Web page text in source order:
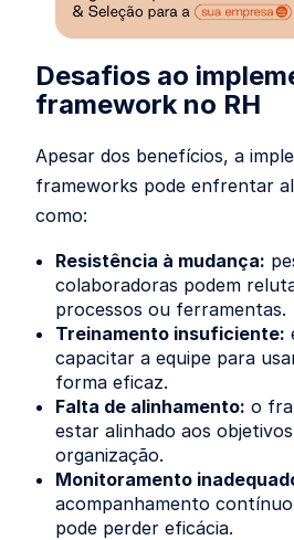
Desafios ao
framework no RH
Apesar dos benefícios, a
frameworks pode enfrentar
como:
Resistência à mudança:
colaboradoras podem
processos ou ferramentas.
Treinamento insuficiente:
capacitar a equipe para
forma eficaz.
Falta de alinhamento: o
estar alinhado aos
organização.
Monitoramento
acompanhamento
pode perder eficácia.